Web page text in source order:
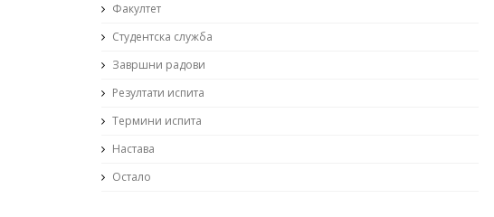
Факултет
Студентска служба
Завршни радови
Резултати испита
Термини испита
Настава
Остало